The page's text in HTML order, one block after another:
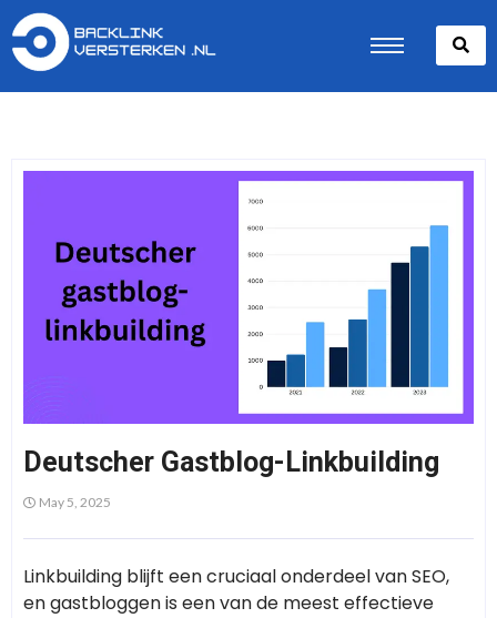
Deutscher Gastblog-Linkbuilding
May 5, 2025
Linkbuilding blijft een cruciaal onderdeel van SEO,
en gastbloggen is een van de meest effectieve